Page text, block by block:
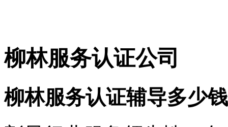
柳林服务认证公司
柳林服务认证辅导多少钱